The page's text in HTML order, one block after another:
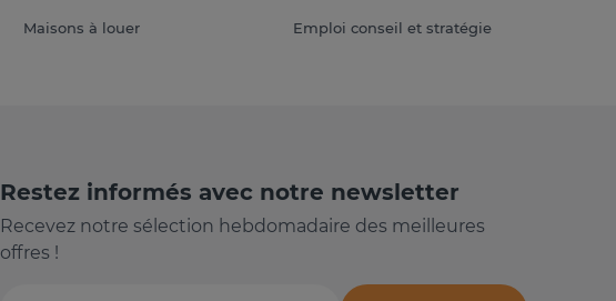
Maisons à louer Emploi conseil et stratégie
Restez informés avec notre newsletter
Recevez notre sélection hebdomadaire des meilleures
offres !